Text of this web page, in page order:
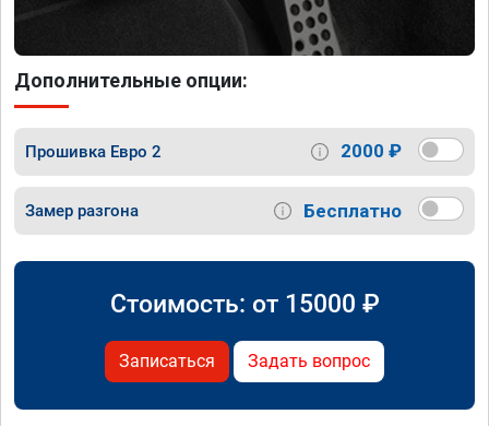
Дополнительные опции:
Прошивка Евро 2 2000 ₽
Замер разгона Бесплатно
Стоимость: от 15000 ₽
Записаться Задать вопрос